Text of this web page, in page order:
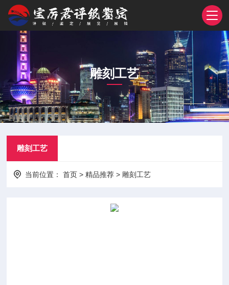
雕刻工艺
雕刻工艺
当前位置：首页 >精品推荐 > 雕刻工艺